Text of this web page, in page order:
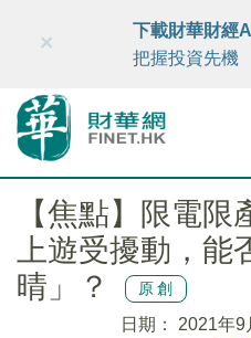
財華智庫網 FINTV
×
下載財華財經
把握投資先機
【焦點】限電限
上遊受擾動，能
晴」？
原創
日期： 2021年9